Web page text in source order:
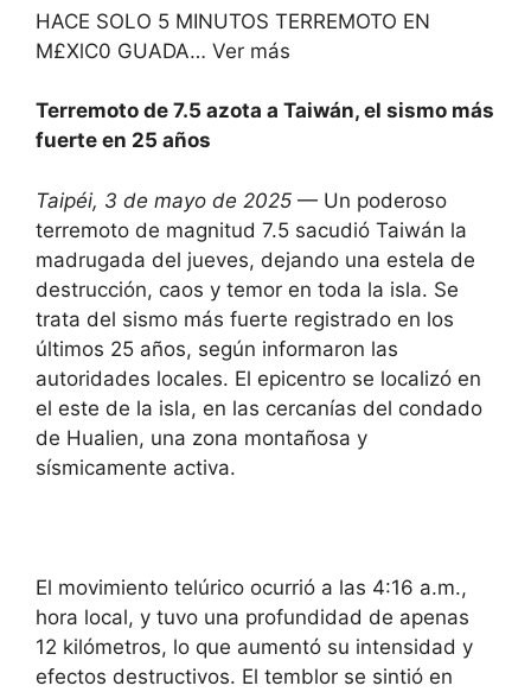
HACE SOLO 5 MINUTOS TERREMOTO EN
M£XlC0 GUADA… Ver más
Terremoto de 7.5 azota a Taiwán, el sismo más
fuerte en 25 años
Taipéi, 3 de mayo de 2025 — Un poderoso
terremoto de magnitud 7.5 sacudió Taiwán la
madrugada del jueves, dejando una estela de
destrucción, caos y temor en toda la isla. Se
trata del sismo más fuerte registrado en los
últimos 25 años, según informaron las
autoridades locales. El epicentro se localizó en
el este de la isla, en las cercanías del condado
de Hualien, una zona montañosa y
sísmicamente activa.
El movimiento telúrico ocurrió a las 4:16 a.m.,
hora local, y tuvo una profundidad de apenas
12 kilómetros, lo que aumentó su intensidad y
efectos destructivos. El temblor se sintió en